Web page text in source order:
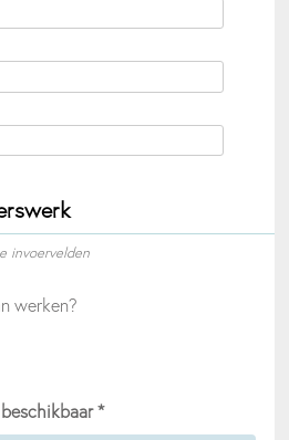
invoervelden
werken?
*